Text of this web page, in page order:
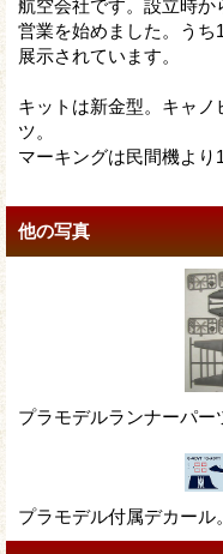
航空会社です。設立時か
営業を始めました。うち
展示されています。
キットは新金型。キャ
ツ。
マーキングは民間機より1
他の写真
プラモデルランナーパー
プラモデル付属デカール。